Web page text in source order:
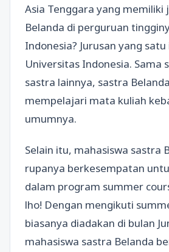
Asia Tenggara yang memiliki
Belanda di perguruan
Indonesia? Jurusan yang
Universitas Indonesia. Sama
sastra lainnya, sastra
mempelajari mata kuliah
umumnya.
Selain itu, mahasiswa sastra
rupanya berkesempatan
dalam program summer
lho! Dengan mengikuti
biasanya diadakan di bulan
mahasiswa sastra Belanda